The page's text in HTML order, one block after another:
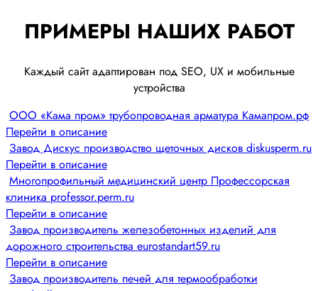
ПРИМЕРЫ НАШИХ РАБОТ
Каждый сайт адаптирован под SEO, UX и мобильные
устройства
ООО «Кама пром» трубопроводная арматура Камапром.рф
Перейти в описание
Завод Дискус производство щеточных дисков diskusperm.ru
Перейти в описание
Многопрофильный медицинский центр Профессорская
клиника professor.perm.ru
Перейти в описание
Завод производитель железобетонных изделий для
дорожного строительства eurostandart59.ru
Перейти в описание
Завод производитель печей для термообработки